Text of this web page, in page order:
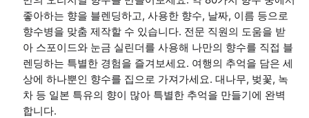
좋아하는 향을 블렌딩하고, 사용한 향수, 날짜, 이름 등으로
향수병을 맞춤 제작할 수 있습니다. 전문 직원의 도움을 받
아 스포이드와 눈금 실린더를 사용해 나만의 향수를 직접 블
렌딩하는 특별한 경험을 즐겨보세요. 여행의 추억을 담은 세
상에 하나뿐인 향수를 집으로 가져가세요. 대나무, 벚꽃, 녹
차 등 일본 특유의 향이 많아 특별한 추억을 만들기에 완벽
합니다.